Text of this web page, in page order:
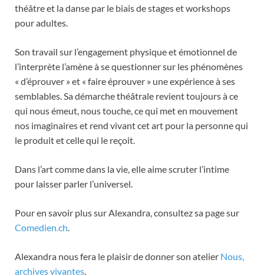
théâtre et la danse par le biais de stages et workshops
pour adultes.
Son travail sur l’engagement physique et émotionnel de
l’interprète l’amène à se questionner sur les phénomènes
« d’éprouver » et « faire éprouver » une expérience à ses
semblables. Sa démarche théâtrale revient toujours à ce
qui nous émeut, nous touche, ce qui met en mouvement
nos imaginaires et rend vivant cet art pour la personne qui
le produit et celle qui le reçoit.
Dans l’art comme dans la vie, elle aime scruter l’intime
pour laisser parler l’universel.
Pour en savoir plus sur Alexandra, consultez sa page sur
Comedien.ch.
Alexandra nous fera le plaisir de donner son atelier Nous,
archives vivantes.